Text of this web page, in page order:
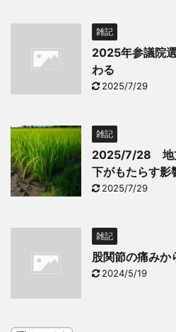
雑記
2025年参議院
わる
2025/7/29
雑記
2025/7/28 地
下がもたらす
2025/7/29
雑記
股関節の痛みか
2024/5/19